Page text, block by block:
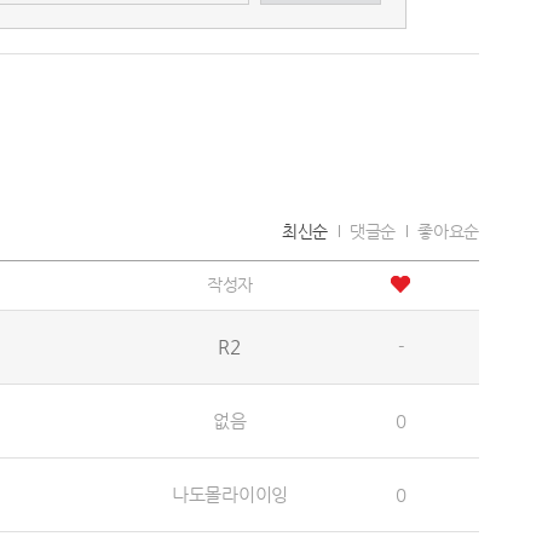
최신순 댓글순 좋아요순
작성자
R2 -
없음 0
나도몰라이이잉 0